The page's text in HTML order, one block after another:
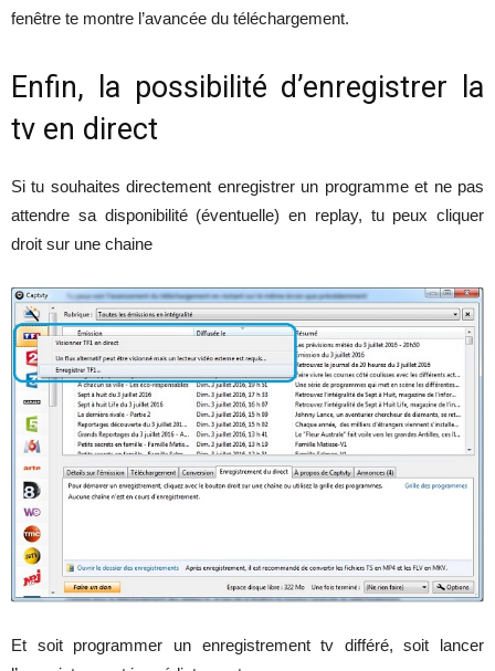
fenêtre te montre l’avancée du téléchargement.
Enfin, la possibilité d’enregistrer la
tv en direct
Si tu souhaites directement enregistrer un programme et ne pas
attendre sa disponibilité (éventuelle) en replay, tu peux cliquer
droit sur une chaine
Et soit programmer un enregistrement tv différé, soit lancer